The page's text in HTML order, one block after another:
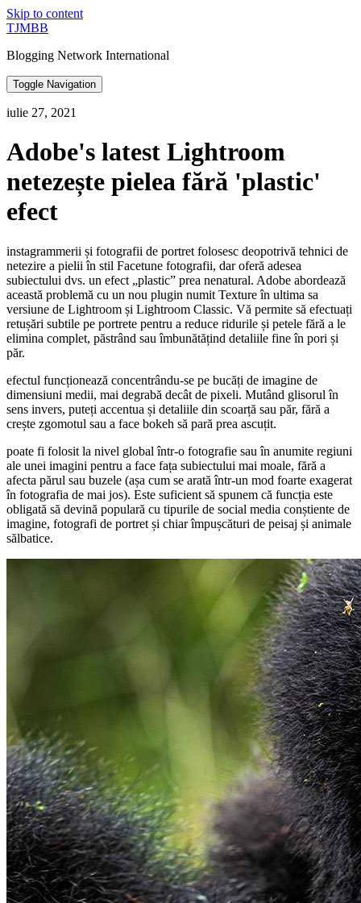
Skip to content
TJMBB
Blogging Network International
Toggle Navigation
iulie 27, 2021
Adobe's latest Lightroom
netezește pielea fără 'plastic'
efect
instagrammerii și fotografii de portret folosesc deopotrivă tehnici de
netezire a pielii în stil Facetune fotografii, dar oferă adesea
subiectului dvs. un efect „plastic” prea nenatural. Adobe abordează
această problemă cu un nou plugin numit Texture în ultima sa
versiune de Lightroom și Lightroom Classic. Vă permite să efectuați
retușări subtile pe portrete pentru a reduce ridurile și petele fără a le
elimina complet, păstrând sau îmbunătățind detaliile fine în pori și
păr.
efectul funcționează concentrându-se pe bucăți de imagine de
dimensiuni medii, mai degrabă decât de pixeli. Mutând glisorul în
sens invers, puteți accentua și detaliile din scoarță sau păr, fără a
crește zgomotul sau a face bokeh să pară prea ascuțit.
poate fi folosit la nivel global într-o fotografie sau în anumite regiuni
ale unei imagini pentru a face fața subiectului mai moale, fără a
afecta părul sau buzele (așa cum se arată într-un mod foarte exagerat
în fotografia de mai jos). Este suficient să spunem că funcția este
obligată să devină populară cu tipurile de social media conștiente de
imagine, fotografi de portret și chiar împușcături de peisaj și animale
sălbatice.